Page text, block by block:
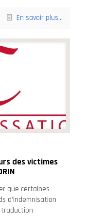
En savoir plus...
des victimes
que certaines
d’indemnisation
traduction